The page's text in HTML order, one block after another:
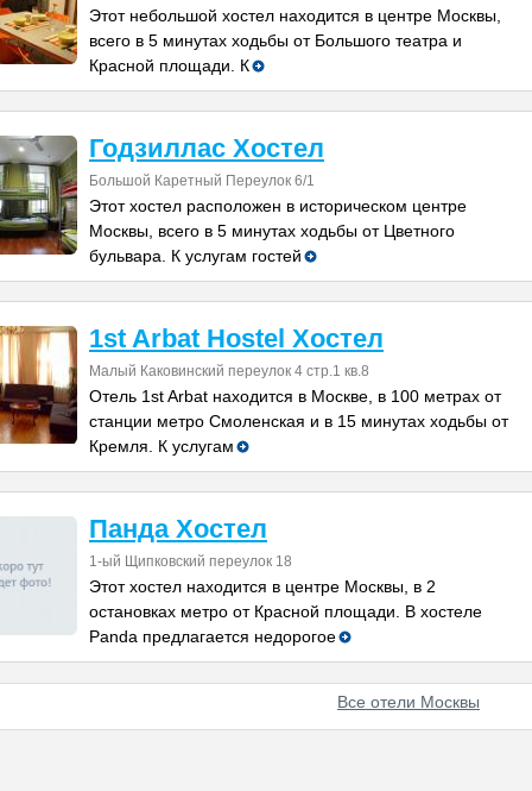
Этот небольшой хостел находится в центре Москвы,
всего в 5 минутах ходьбы от Большого театра и
Красной площади. К
Годзиллас Хостел
Большой Каретный Переулок 6/1
Этот хостел расположен в историческом центре
Москвы, всего в 5 минутах ходьбы от Цветного
бульвара. К услугам гостей
1st Arbat Hostel Хостел
Малый Каковинский переулок 4 стр.1 кв.8
Отель 1st Arbat находится в Москве, в 100 метрах от
станции метро Смоленская и в 15 минутах ходьбы от
Кремля. К услугам
Панда Хостел
1-ый Щипковский переулок 18
Этот хостел находится в центре Москвы, в 2
остановках метро от Красной площади. В хостеле
Panda предлагается недорогое
Все отели Москвы